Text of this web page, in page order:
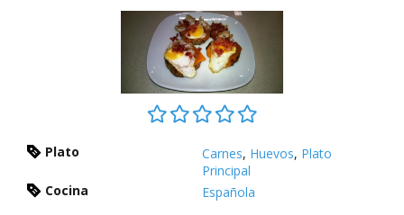
Plato Carnes, Huevos, Plato
Principal
Cocina
Española